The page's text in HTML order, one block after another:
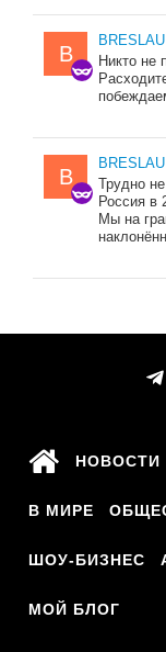
B
BRESLAU
Никто не
B
BRESLAU
Трудно
Россия в
Мы на
НОВОСТИ
В МИРЕ
ШОУ-БИЗНЕС
МОЙ БЛОГ